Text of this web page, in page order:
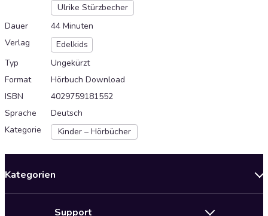
Ulrike Stürzbecher
Dauer
44 Minuten
Verlag
Edelkids
Typ
Ungekürzt
Format
Hörbuch Download
ISBN
4029759181552
Sprache
Deutsch
Kategorie
Kinder – Hörbücher
Kategorien
Support